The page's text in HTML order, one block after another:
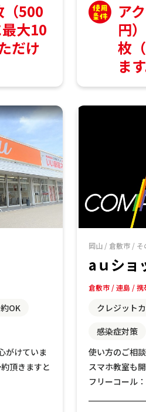
（500
大10
だけ
ア
円
枚
ます
OK
がけていま
頂きますと
岡山 / 倉敷市 / そ
aｕショ
倉敷市 連島 携
クレジット
感染症対策
使い方のご相
スマホ教室も
フリーコール